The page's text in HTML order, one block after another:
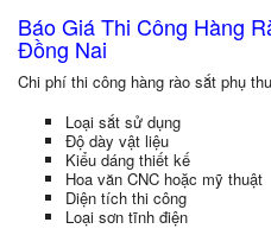
Báo Giá Thi Công Hàng
Đồng Nai
Chi phí thi công hàng rào sắt phụ
Loại sắt sử dụng
Độ dày vật liệu
Kiểu dáng thiết kế
Hoa văn CNC hoặc mỹ thuật
Diện tích thi công
Loại sơn tĩnh điện